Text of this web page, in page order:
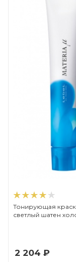
Тонирующая
светлый шатен
2 204 ₽